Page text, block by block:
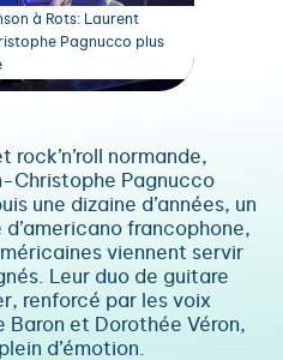
à Rots: Laurent
Pagnucco plus
rock’n’roll normande,
Christophe Pagnucco
une dizaine d’années, un
francophone,
viennent servir
Leur duo de guitare
renforcé par les voix
Baron et Dorothée Véron,
d’émotion.